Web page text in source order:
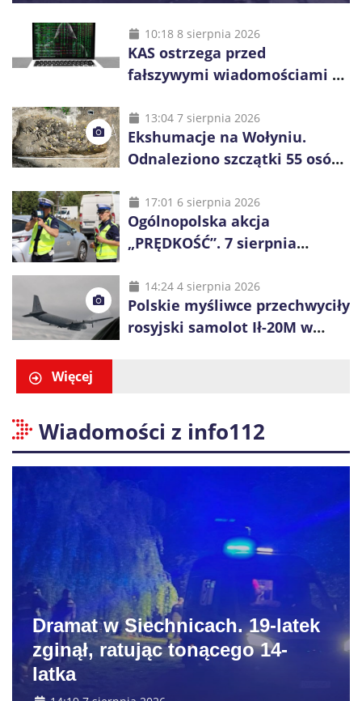
10:18 8 sierpnia 2026
KAS ostrzega przed
fałszywymi wiadomościami o
48 godzin
13:04 7 sierpnia 2026
Ekshumacje na Wołyniu.
Odnaleziono szczątki 55 osób,
17:01 6 sierpnia 2026
Ogólnopolska akcja
„PRĘDKOŚĆ”. 7 sierpnia
14:24 4 sierpnia 2026
Polskie myśliwce przechwyciły
rosyjski samolot Ił-20M w
Więcej
Wiadomości z info112
Dramat w Siechnicach. 19-latek
zginął, ratując tonącego 14-
latka